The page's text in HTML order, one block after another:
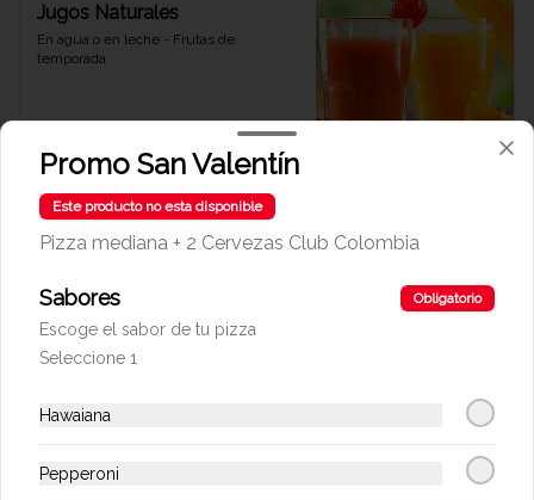
Jugos Naturales
En agua o en leche - Frutas de
temporada
Limonada Cerezada
Deliciosa y refrescante limonada
$15.900
Limonada Natural
Deliciosa y refrescante limonada natural
Promo San Valentín
Este producto no esta disponible
Pizza mediana + 2 Cervezas Club Colombia
Sabores Obligatorio
Escoge el sabor de tu pizza
Seleccione 1
Hawaiana
Pepperoni